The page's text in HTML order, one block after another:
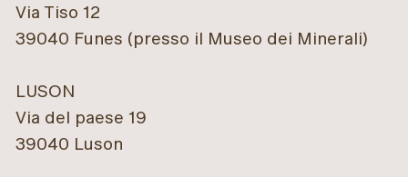
Via Tiso 12
39040 Funes (presso il Museo dei Minerali)
LUSON
Via del paese 19
39040 Luson